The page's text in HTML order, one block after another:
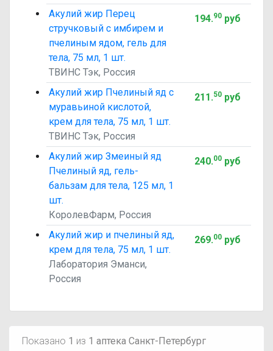
Акулий жир Перец
стручковый с имбирем и
пчелиным ядом, гель для
тела, 75 мл, 1 шт.
ТВИНС Тэк, Россия
194.90руб
Акулий жир Пчелиный яд с
муравьиной кислотой,
крем для тела, 75 мл, 1 шт.
ТВИНС Тэк, Россия
211.50руб
Акулий жир Змеиный яд
Пчелиный яд, гель-
бальзам для тела, 125 мл, 1
шт.
КоролевФарм, Россия
240.00руб
Акулий жир и пчелиный яд,
крем для тела, 75 мл, 1 шт.
Лаборатория Эманси,
Россия
269.00руб
Показано 1 из 1 аптека Санкт-Петербург